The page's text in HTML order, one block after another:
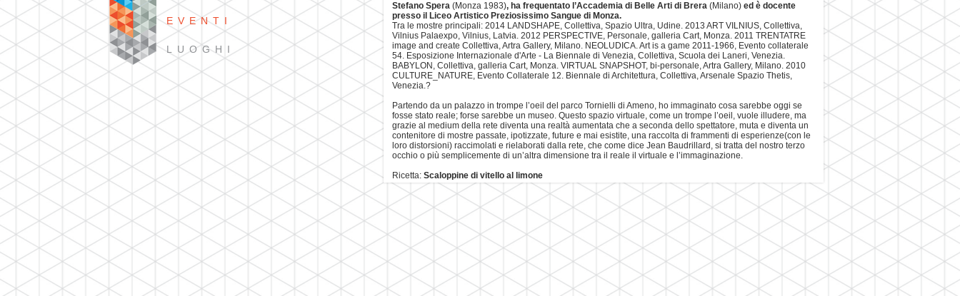
EVENTI
LUOGHI
Stefano Spera (Monza 1983), ha frequentato l’Accademia di Belle Arti di Brera (Milano) ed è docente
presso il Liceo Artistico Preziosissimo Sangue di Monza.
Tra le mostre principali: 2014 LANDSHAPE, Collettiva, Spazio Ultra, Udine. 2013 ART VILNIUS, Collettiva,
Vilnius Palaexpo, Vilnius, Latvia. 2012 PERSPECTIVE, Personale, galleria Cart, Monza. 2011 TRENTATRE
image and create Collettiva, Artra Gallery, Milano. NEOLUDICA. Art is a game 2011-1966, Evento collaterale
54. Esposizione Internazionale d'Arte - La Biennale di Venezia, Collettiva, Scuola dei Laneri, Venezia.
BABYLON, Collettiva, galleria Cart, Monza. VIRTUAL SNAPSHOT, bi-personale, Artra Gallery, Milano. 2010
CULTURE_NATURE, Evento Collaterale 12. Biennale di Architettura, Collettiva, Arsenale Spazio Thetis,
Venezia.?
Partendo da un palazzo in trompe l’oeil del parco Tornielli di Ameno, ho immaginato cosa sarebbe oggi se
fosse stato reale; forse sarebbe un museo. Questo spazio virtuale, come un trompe l’oeil, vuole illudere, ma
grazie al medium della rete diventa una realtà aumentata che a seconda dello spettatore, muta e diventa un
contenitore di mostre passate, ipotizzate, future e mai esistite, una raccolta di frammenti di esperienze(con le
loro distorsioni) raccimolati e rielaborati dalla rete, che come dice Jean Baudrillard, si tratta del nostro terzo
occhio o più semplicemente di un’altra dimensione tra il reale il virtuale e l’immaginazione.
Ricetta: Scaloppine di vitello al limone